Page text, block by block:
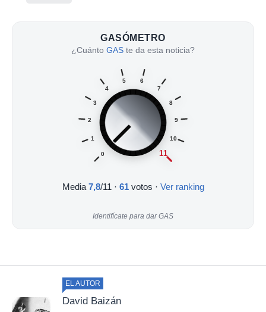
GASÓMETRO
¿Cuánto GAS te da esta noticia?
0
1
2
3
4
5 6
7
8
9
10
11
Media7,8/11 · 61 votos · Ver ranking
Identifícate para dar GAS
EL AUTOR
David Baizán